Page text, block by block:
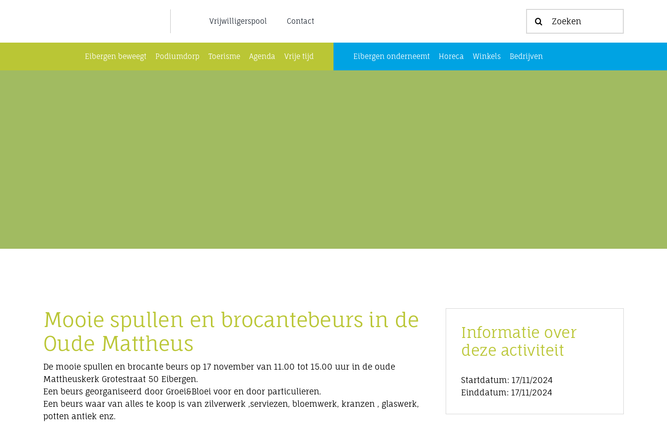
Vrijwilligerspool Contact
naar:
Eibergen beweegt Podiumdorp Toerisme Agenda Vrije tijd Eibergen onderneemt Horeca Winkels Bedrijven
Mooie spullen en brocantebeurs in de
Oude Mattheus
De mooie spullen en brocante beurs op 17 november van 11.00 tot 15.00 uur in de oude
Mattheuskerk Grotestraat 50 Eibergen.
Een beurs georganiseerd door Groei&Bloei voor en door particulieren.
Een beurs waar van alles te koop is van zilverwerk ,serviezen, bloemwerk, kranzen , glaswerk,
potten antiek enz.
Informatie over
deze activiteit
Startdatum: 17/11/2024
Einddatum: 17/11/2024